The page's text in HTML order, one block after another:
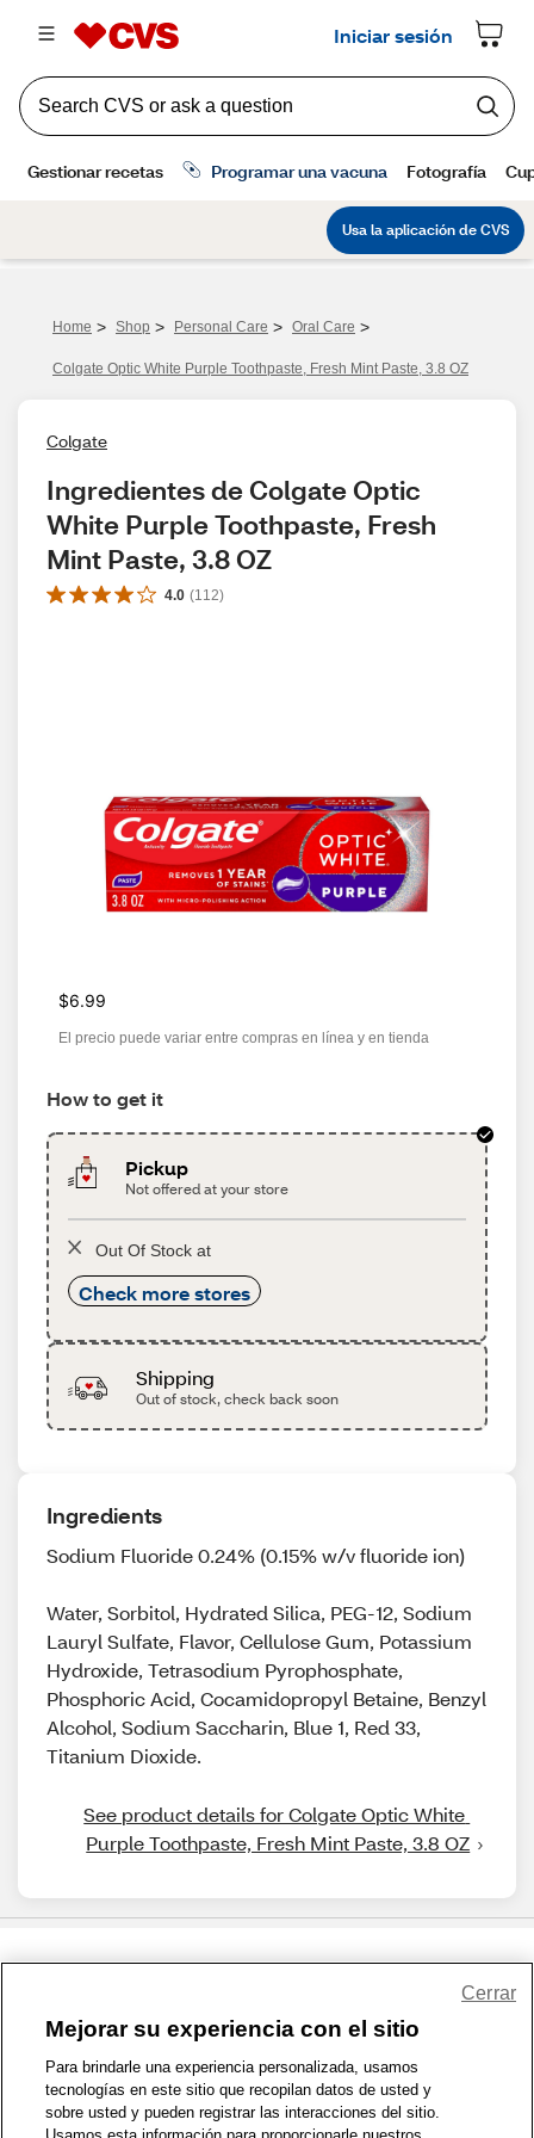
Home > Shop > Personal Care > Oral Care >
Colgate Optic White Purple Toothpaste, Fresh Mint Paste, 3.8 OZ
Colgate
Ingredientes de Colgate Optic
White Purple Toothpaste, Fresh
Mint Paste, 3.8 OZ
4.0 (112)
$6.99
El precio puede variar entre compras en línea y en tienda
How to get it
Pickup
Not offered at your store
Out Of Stock at
Check more stores
Shipping
Out of stock, check back soon
Ingredients
Sodium Fluoride 0.24% (0.15% w/v fluoride ion)
Water, Sorbitol, Hydrated Silica, PEG-12, Sodium
Lauryl Sulfate, Flavor, Cellulose Gum, Potassium
Hydroxide, Tetrasodium Pyrophosphate,
Phosphoric Acid, Cocamidopropyl Betaine, Benzyl
Alcohol, Sodium Saccharin, Blue 1, Red 33,
Titanium Dioxide.
See product details for Colgate Optic White
Purple Toothpaste, Fresh Mint Paste, 3.8 OZ
1-800-679-9691 | Contáctenos | Términos de Uso | Accesibilidad
Política de Privacidad | WA Privacy Policy | Mapa del sitio
Zona de Bienestar | © 1999 - 2026 CVS.com
Mejorar su experiencia con el sitio
Para brindarle una experiencia personalizada, usamos
tecnologías en este sitio que recopilan datos de usted y
sobre usted y pueden registrar las interacciones del sitio.
Cerrar